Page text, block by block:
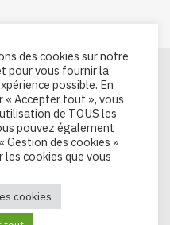
des cookies sur notre
pour vous fournir la
possible. En
« Accepter tout », vous
de TOUS les
pouvez également
Gestion des cookies »
les cookies que vous
cookies